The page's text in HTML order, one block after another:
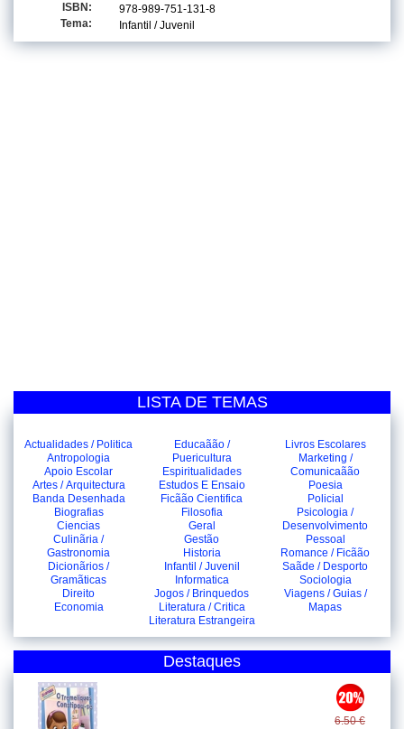
ISBN:
978-989-751-131-8
Tema:
Infantil / Juvenil
LISTA DE TEMAS
Actualidades / Politica
Antropologia
Apoio Escolar
Artes / Arquitectura
Banda Desenhada
Biografias
Ciencias
Culinãria /
Gastronomia
Dicionãrios /
Gramãticas
Direito
Economia
Educaãão /
Puericultura
Espiritualidades
Estudos E Ensaio
Ficãão Cientifica
Filosofia
Geral
Gestão
Historia
Infantil / Juvenil
Informatica
Jogos / Brinquedos
Literatura / Critica
Literatura Estrangeira
Livros Escolares
Marketing /
Comunicaãão
Poesia
Policial
Psicologia /
Desenvolvimento
Pessoal
Romance / Ficãão
Saãde / Desporto
Sociologia
Viagens / Guias /
Mapas
Destaques
6.50 €